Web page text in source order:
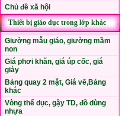
Chủ đề xã hội
Thiết bị giáo dục trong lớp khác
Giường mẫu giáo, giường mầm
non
Giá phơi khăn, giá úp cốc, giá
giày
Bảng quay 2 mặt, Giá vẽ,Bảng
khác
Vòng thể dục, gậy TD, đồ dùng
nhựa